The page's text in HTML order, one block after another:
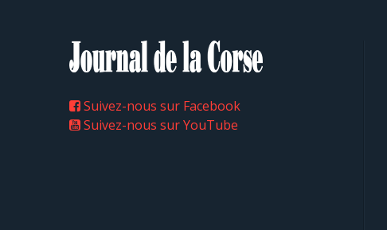
Suivez-nous sur Facebook
Suivez-nous sur YouTube